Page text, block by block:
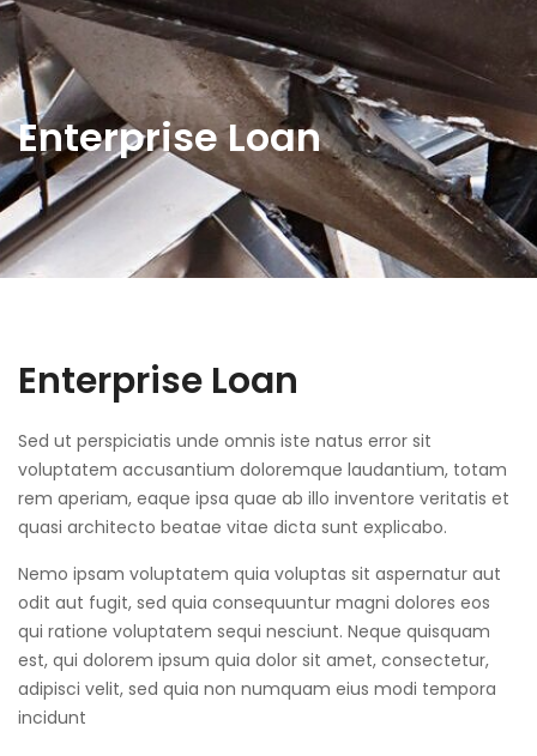
Enterprise Loan
Enterprise Loan
Sed ut perspiciatis unde omnis iste natus error sit
voluptatem accusantium doloremque laudantium, totam
rem aperiam, eaque ipsa quae ab illo inventore veritatis et
quasi architecto beatae vitae dicta sunt explicabo.
Nemo ipsam voluptatem quia voluptas sit aspernatur aut
odit aut fugit, sed quia consequuntur magni dolores eos
qui ratione voluptatem sequi nesciunt. Neque quisquam
est, qui dolorem ipsum quia dolor sit amet, consectetur,
adipisci velit, sed quia non numquam eius modi tempora
incidunt